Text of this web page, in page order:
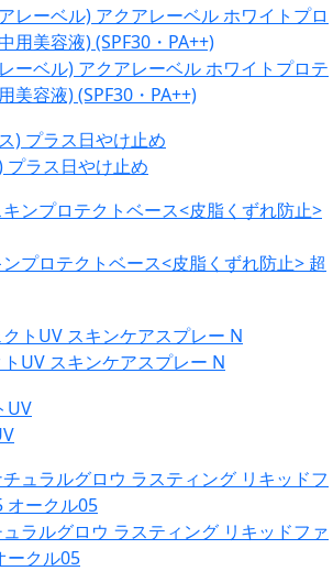
ーベル) アクアレーベル ホワイトプロテ
美容液) (SPF30・PA++)
プラス日やけ止め
プロテクトベース<皮脂くずれ防止> 超
UV スキンケアスプレー N
ラルグロウ ラスティング リキッドファ
ークル05